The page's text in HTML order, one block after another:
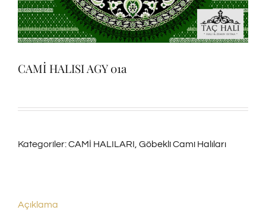
CAMİ HALISI AGY 01a
Kategoriler:CAMİ HALILARI Göbekli Cami Halıları
Açıklama